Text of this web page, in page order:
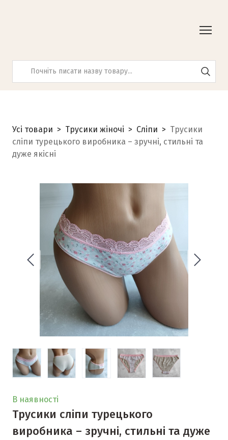
Усі товари Трусики жіночі Сліпи
Трусики
сліпи турецького виробника – зручні, стильні та
дуже якісні
В наявності
Трусики сліпи турецького
виробника – зручні, стильні та дуже